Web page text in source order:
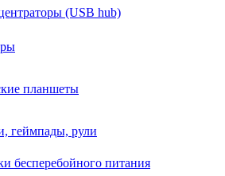
(USB hub)
планшеты
геймпады, рули
бесперебойного питания